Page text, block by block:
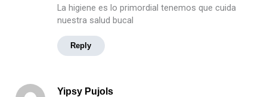
La higiene es lo primordial tenemos que cuida
nuestra salud bucal
Reply
Yipsy Pujols